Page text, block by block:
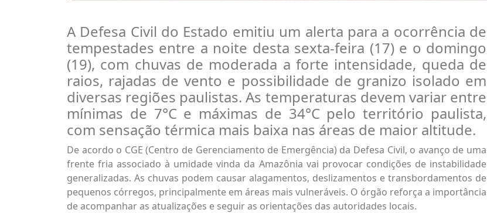
A Defesa Civil do Estado emitiu um alerta para a ocorrência de
tempestades entre a noite desta sexta-feira (17) e o domingo
(19), com chuvas de moderada a forte intensidade, queda de
raios, rajadas de vento e possibilidade de granizo isolado em
diversas regiões paulistas. As temperaturas devem variar entre
mínimas de 7°C e máximas de 34°C pelo território paulista,
com sensação térmica mais baixa nas áreas de maior altitude.
De acordo o CGE (Centro de Gerenciamento de Emergência) da Defesa Civil, o avanço de uma
frente fria associado à umidade vinda da Amazônia vai provocar condições de instabilidade
generalizadas. As chuvas podem causar alagamentos, deslizamentos e transbordamentos de
pequenos córregos, principalmente em áreas mais vulneráveis. O órgão reforça a importância
de acompanhar as atualizações e seguir as orientações das autoridades locais.